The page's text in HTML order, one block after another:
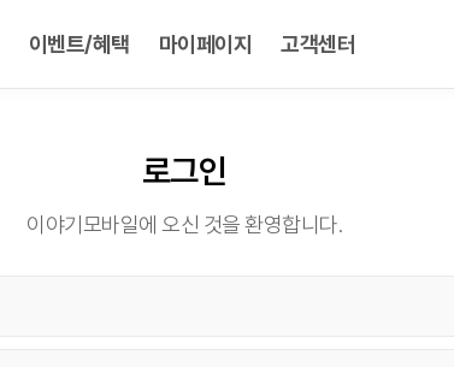
이벤트/혜택 마이페이지 고객센터
로그인
이야기모바일에 오신 것을 환영합니다.